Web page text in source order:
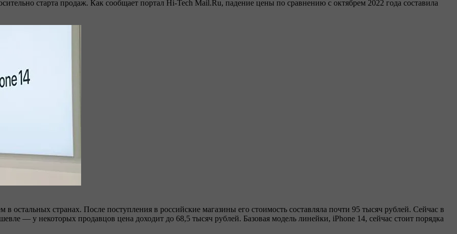
старта продаж. Как сообщает портал Hi-Tech Mail.Ru, падение цены по сравнению с октябрем 2022 года составила
остальных странах. После поступления в российские магазины его стоимость составляла почти 95 тысяч рублей. Сейчас в
— у некоторых продавцов цена доходит до 68,5 тысяч рублей. Базовая модель линейки, iPhone 14, сейчас стоит порядка